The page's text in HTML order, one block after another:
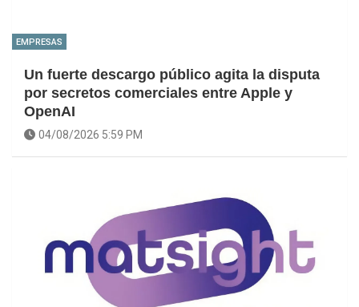
EMPRESAS
Un fuerte descargo público agita la disputa
por secretos comerciales entre Apple y
OpenAI
04/08/2026 5:59 PM